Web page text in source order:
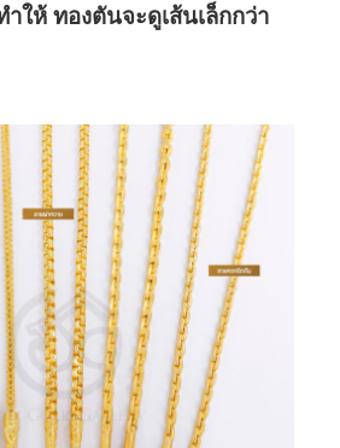
ให้ ทองตันจะดูเส้นเล็กกว่า